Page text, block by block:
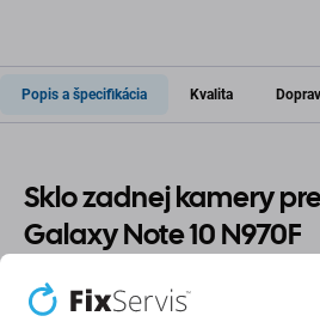
Popis a špecifikácia Kvalita
Sklo zadnej kamery
Galaxy Note 10 N970F
Ak ste na svojom zariadení